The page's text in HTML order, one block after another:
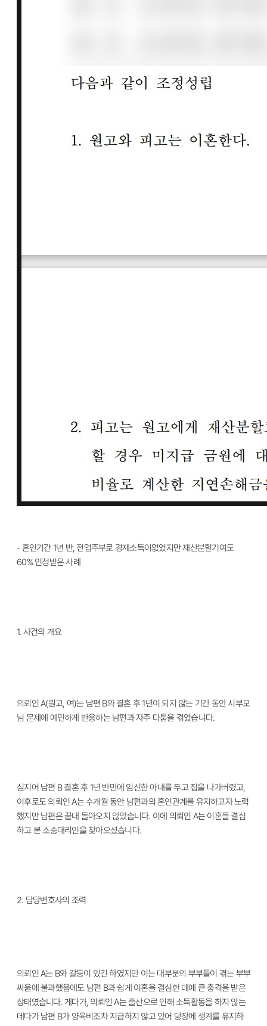
- 혼인기간 1년 반, 전업주부로 경제소득이없었지만 재산분할기여도
60% 인정받은 사례
1. 사건의 개요
의뢰인A(원고, 여)는 남편 B와 결혼 후1년이 되지 않는 기간 동안 시부모
님 문제에 예민하게 반응하는 남편과 자주 다툼을 겪었습니다.
심지어 남편 B결혼 후1년 반만에 임신한 아내를 두고 집을 나가버렸고,
이후로도 의뢰인A는 수개월 동안 남편과의 혼인관계를 유지하고자 노력
했지만 남편은 끝내 돌아오지 않았습니다. 이에 의뢰인 A는 이혼을 결심
하고 본 소송대리인을 찾아오셨습니다.
2. 담당변호사의 조력
의뢰인A는 B와 갈등이 있긴 하였지만 이는 대부분의 부부들이 겪는 부부
싸움에 불과했음에도 남편 B과 쉽게 이혼을 결심한 데에 큰 충격을 받은
상태였습니다.게다가,의뢰인A는 출산으로 인해 소득활동을 하지 않는
데다가 남편 B가 양육비조차 지급하지 않고 있어 당장에 생계를 유지하